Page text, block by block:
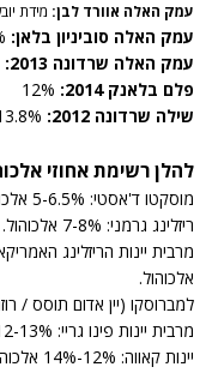
עמק האלה אוורד לבן: מידת
עמק האלה סוביניון בלאן:
עמק האלה שרדונה 2013:
פלם בלאנק 2014:
שילה שרדונה 2012:
להלן רשימת אחוזי
מוסקטו ד'אסטי: 5-6.5% אלכוהול.
ריזלינג גרמני: 7-8% אלכוהול.
אלכוהול.
למברוסקו (יין אדום תוסס / רוזה): 11.5-12.5%
מרבית יינות פינו גריי: 12-13% אלכוהול.
יינות קאווה: 12%-14% אלכוהול.